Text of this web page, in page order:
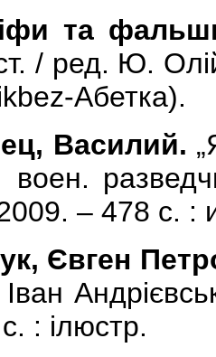
та
/ ред. Ю.
Абетка).
Василий.
воен.
– 478 с.
Євген
: ілюстр.